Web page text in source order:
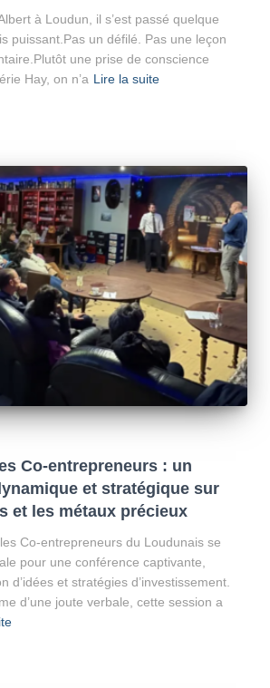
à Loudun, il s’est passé quelque
puissant.Pas un défilé. Pas une leçon
une prise de conscience
Hay, on n’a Lire la suite
Co-entrepreneurs : un
et stratégique sur
et les métaux précieux
Co-entrepreneurs du Loudunais se
pour une conférence captivante,
d’idées et stratégies d’investissement.
d’une joute verbale, cette session a